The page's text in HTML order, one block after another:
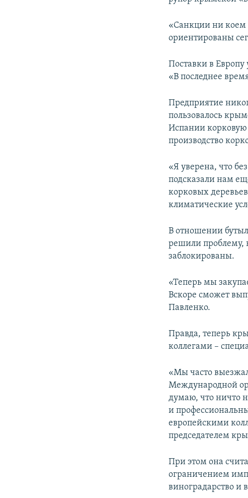
«Санкции ни коем
ориентированы
Поставки в
«В последнее
Предприятие
пользовалось
Испании корковую
производство
«Я уверена, что
подсказали нам
корковых
климатические
В отношении
решили проблему,
заблокированы.
«Теперь мы
Вскоре сможет
Павленко.
Правда, теперь
коллегами –
«Мы часто
Международной
думаю, что ничто
и
европейскими
председателем
При этом она
ограничением
виноградарство и